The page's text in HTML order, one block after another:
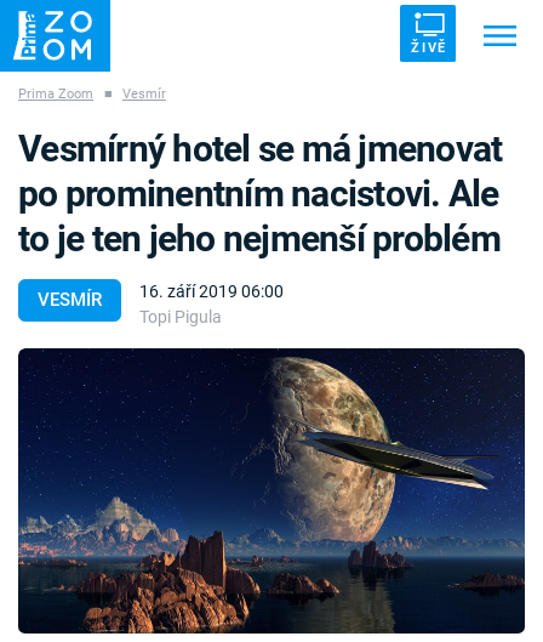
ŽIVĚ
ZÁHADY VETŘELCI DÁVNOVĚKU
Témata
Témata
Pořady
TV Program
Časopis
Sledujte prima+
Prima Zoom ■ Vesmír
VESMÍR
16. září 2019 06:00
Topi Pigula
Vesmírný hotel se má jmenovat
po prominentním nacistovi. Ale
to je ten jeho nejmenší problém